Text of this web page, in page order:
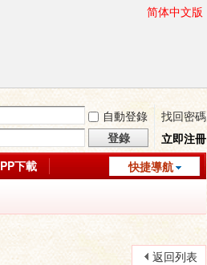
简体中文版
自動登錄
找回密碼
登錄
立即注冊
快捷導航
下載
返回列表